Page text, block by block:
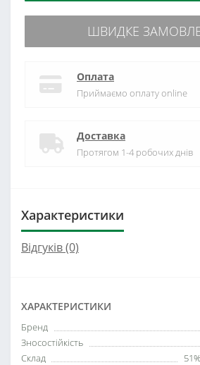
ШВИДКЕ
Оплата
Приймаємо оплату online
Доставка
Протягом 1-4 робочих днів
Характеристики
Відгуків (0)
ХАРАКТЕРИСТИКИ
Бренд
Зносостійкість
Склад